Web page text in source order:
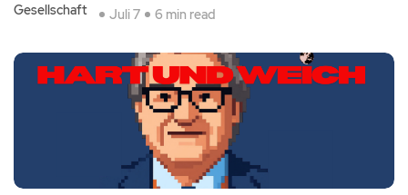
Gesellschaft Juli 7 6 min read